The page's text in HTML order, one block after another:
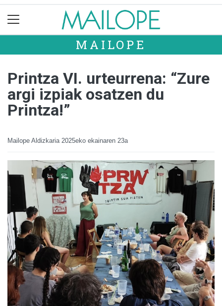
MAILOPE
Printza VI. urteurrena: “Zure
argi izpiak osatzen du
Printza!”
Mailope Aldizkaria 2025eko ekainaren 23a